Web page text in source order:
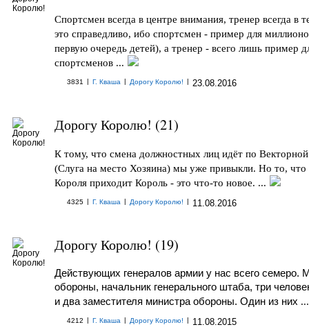
Спортсмен всегда в центре внимания, тренер всегда в
это справедливо, ибо спортсмен - пример для
первую очередь детей), а тренер - всего лишь пример
спортсменов ...
3831 | Г. Кваша | Дорогу Королю! | 23.08.2016
Дорогу Королю! (21)
К тому, что смена должностных лиц идёт по
(Слуга на место Хозяина) мы уже привыкли. Но то, что
Короля приходит Король - это что-то новое. ...
4325 | Г. Кваша | Дорогу Королю! | 11.08.2016
Дорогу Королю! (19)
Действующих генералов армии у нас всего семеро.
обороны, начальник генерального штаба, три
и два заместителя министра обороны. Один из них ...
4212 | Г. Кваша | Дорогу Королю! | 11.08.2015